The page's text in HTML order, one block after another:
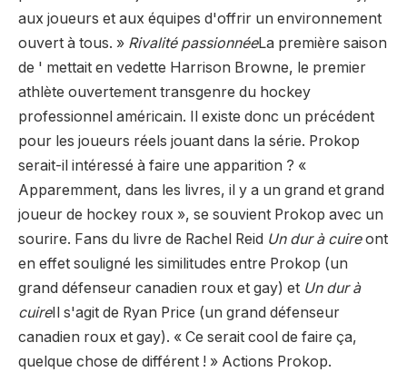
aux joueurs et aux équipes d'offrir un environnement
ouvert à tous. » Rivalité passionnéeLa première saison
de ' mettait en vedette Harrison Browne, le premier
athlète ouvertement transgenre du hockey
professionnel américain. Il existe donc un précédent
pour les joueurs réels jouant dans la série. Prokop
serait-il intéressé à faire une apparition ? «
Apparemment, dans les livres, il y a un grand et grand
joueur de hockey roux », se souvient Prokop avec un
sourire. Fans du livre de Rachel Reid Un dur à cuireont
en effet souligné les similitudes entre Prokop (un
grand défenseur canadien roux et gay) et Un dur à
cuireIl s'agit de Ryan Price (un grand défenseur
canadien roux et gay). « Ce serait cool de faire ça,
quelque chose de différent ! » Actions Prokop.